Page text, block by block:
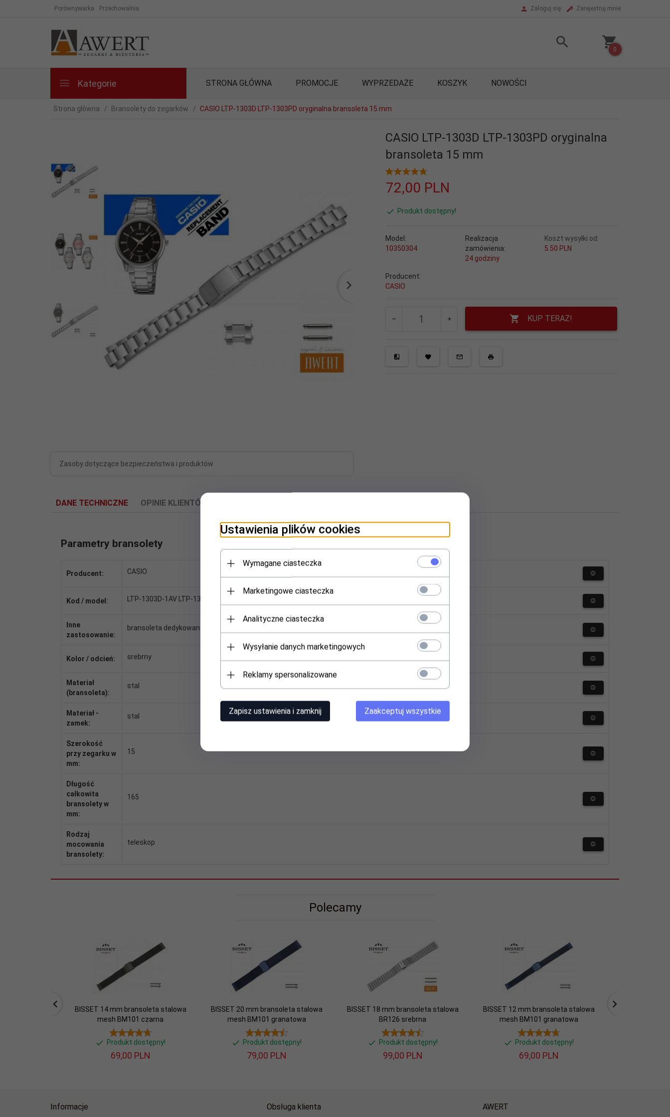
Porównywarka Przechowalnia Zaloguj się Zarejestruj mnie
0
Kategorie STRONA GŁÓWNA PROMOCJE WYPRZEDAŻE KOSZYK NOWOŚCI
Strona główna Bransolety do zegarków CASIO LTP-1303D LTP-1303PD oryginalna bransoleta 15 mm
Zasoby dotyczące bezpieczeństwa i produktów
CASIO LTP-1303D LTP-1303PD oryginalna
bransoleta 15 mm
72,00 PLN
Produkt dostępny!
Model:
10350304
Realizacja
zamówienia:
24 godziny
Koszt wysyłki od:
5.50 PLN
Producent:
CASIO
KUP TERAZ!
DANE TECHNICZNE OPINIE KLIENTÓW
Parametry bransolety
Producent: CASIO
Kod / model: LTP-1303D-1AV LTP-1303D-4AV LTP-1303D-7AV LTP-1303D-7BV LTP-1303PD-7BV
Inne
zastosowanie:
bransoleta dedykowana
Kolor / odcień: srebrny
Materiał
(bransoleta):
stal
Materiał -
zamek:
stal
Szerokość
przy zegarku w
mm:
15
Długość
całkowita
bransolety w
mm:
165
Rodzaj
mocowania
bransolety:
teleskop
Polecamy
BISSET 14 mm bransoleta stalowa
mesh BM101 czarna
Produkt dostępny!
69,00 PLN
BISSET 20 mm bransoleta stalowa
mesh BM101 granatowa
Produkt dostępny!
79,00 PLN
BISSET 18 mm bransoleta stalowa
BR126 srebrna
Produkt dostępny!
99,00 PLN
BISSET 12 mm bransoleta stalowa
mesh BM101 granatowa
Produkt dostępny!
69,00 PLN
Informacje Obsługa klienta AWERT
Ustawienia plików cookies
Wymagane ciasteczka
Marketingowe ciasteczka
Analityczne ciasteczka
Wysyłanie danych marketingowych
Reklamy spersonalizowane
Zapisz ustawienia i zamknij Zaakceptuj wszystkie